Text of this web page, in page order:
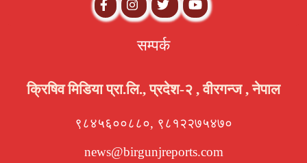
सम्पर्क
क्रिषिव मिडिया प्रा.लि., प्रदेश-२ , वीरगन्ज , नेपाल
९८४५६००८८०, ९८१२२७५४७०
news@birgunjreports.com